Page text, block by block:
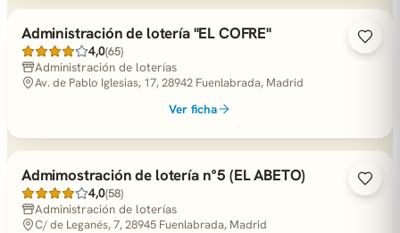
Administración de lotería "EL COFRE"
4,0(65)
Administración de loterías
Av. de Pablo Iglesias, 17, 28942 Fuenlabrada, Madrid
Ver ficha
Admimostración de lotería n°5 (EL ABETO)
4,0(58)
Administración de loterías
C/ de Leganés, 7, 28945 Fuenlabrada, Madrid